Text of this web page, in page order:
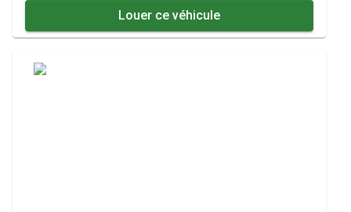
Louer ce véhicule